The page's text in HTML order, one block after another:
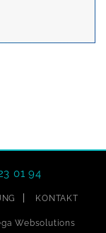
01 94
KONTAKT
Websolutions